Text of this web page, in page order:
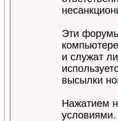
Эти
и служат
высылки
Нажатием
условиями.